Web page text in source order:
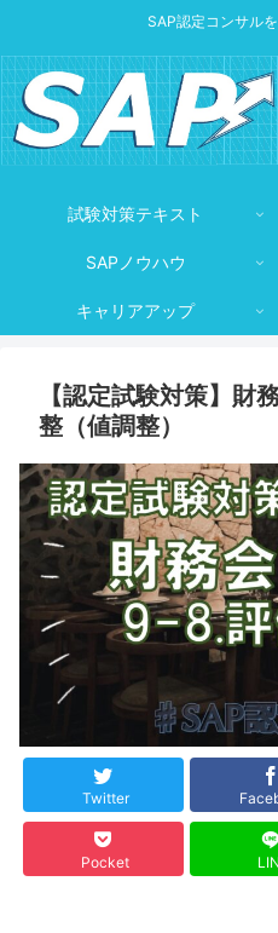
SAP認定コンサル
試験対策テキスト
SAPノウハウ
キャリアアップ
【認定試験対策】財
整（値調整）
Twitter
Pocket